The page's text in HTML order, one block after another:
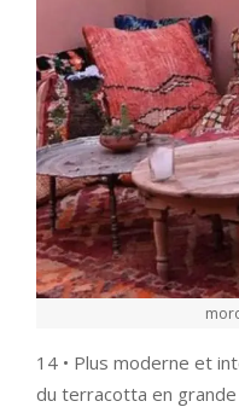
14 • Plus moderne et
du terracotta en